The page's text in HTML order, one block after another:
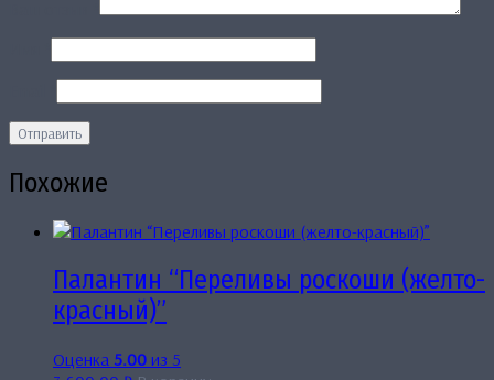
Похожие
Палантин “Переливы роскоши (желто-
красный)”
Оценка 5.00 из 5